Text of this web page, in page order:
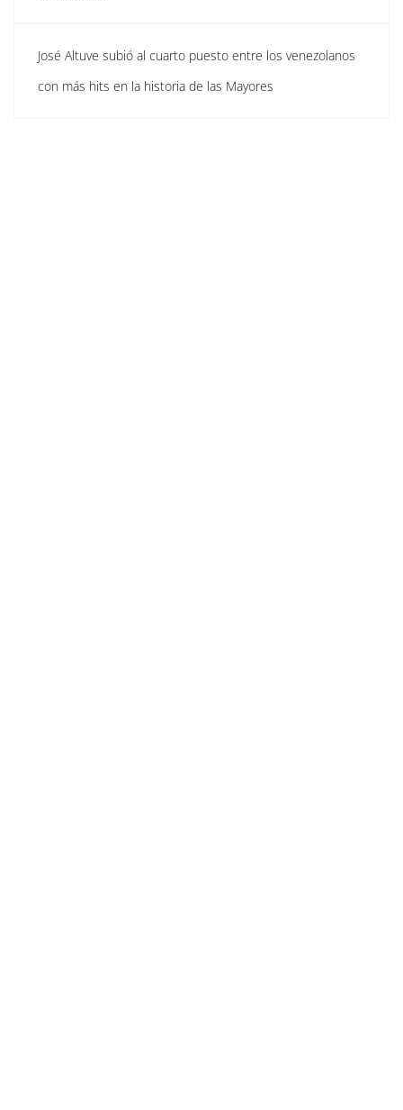
José Altuve subió al cuarto puesto entre los venezolanos
con más hits en la historia de las Mayores